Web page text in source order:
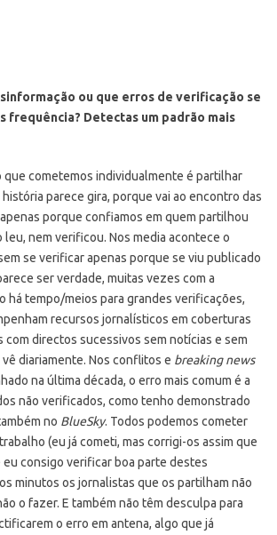
ou que erros de verificação se
frequência? Detectas um padrão mais
que cometemos individualmente é partilhar
parece gira, porque vai ao encontro das
porque confiamos em quem partilhou
leu, nem verificou. Nos media acontece o
se verificar apenas porque se viu publicado
ser verdade, muitas vezes com a
há tempo/meios para grandes verificações,
recursos jornalísticos em coberturas
com directos sucessivos sem notícias e sem
diariamente. Nos conflitos e breaking news
na última década, o erro mais comum é a
não verificados, como tenho demonstrado
no BlueSky. Todos podemos cometer
(eu já cometi, mas corrigi-os assim que
eu consigo verificar boa parte destes
minutos os jornalistas que os partilham não
o fazer. E também não têm desculpa para
o erro em antena, algo que já